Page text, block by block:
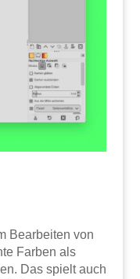
Bearbeiten von
Farben als
Das spielt auch